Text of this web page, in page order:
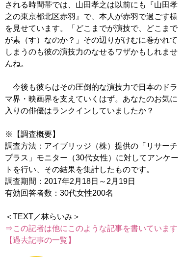
される時間帯では、山田孝之は以前にも『山田孝
之の東京都北区赤羽』で、本人が赤羽で過ごす様
を見せています。「どこまでが演技で、どこまで
が素（す）なのか？」その辺りがけむに巻かれて
しまうのも彼の演技力のなせるワザかもしれませ
んね。
今後も彼らはその圧倒的な演技力で日本のドラ
マ界・映画界を支えていくはず。あなたのお気に
入りの俳優はランクインしていましたか？
※【調査概要】
調査方法：アイブリッジ（株）提供の「リサーチ
プラス」モニター（30代女性）に対してアンケー
トを行い、その結果を集計したものです。
調査期間：2017年2月18日～2月19日
有効回答者数：30代女性200名
⇒この記者は他にこのような記事を書いています
【過去記事の一覧】